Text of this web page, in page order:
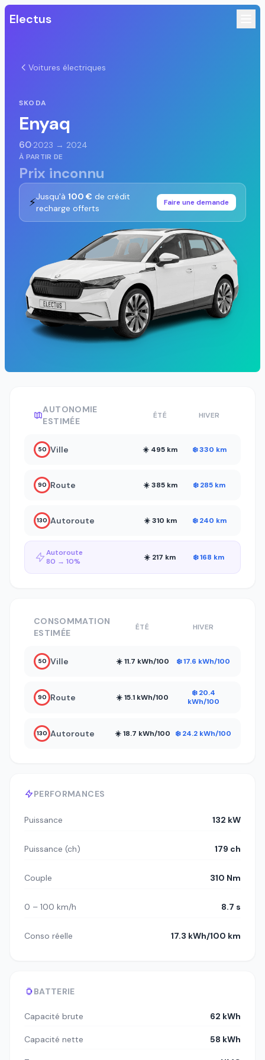
Electus
Voitures électriques
SKODA
Enyaq
60·2023 → 2024
À PARTIR DE
Prix inconnu
⚡Jusqu'à 100 € de crédit
recharge offerts
Faire une demande
AUTONOMIE
ESTIMÉE
ÉTÉ HIVER
50 Ville ☀️ 495 km ❄️ 330 km
90 Route ☀️ 385 km ❄️ 285 km
130 Autoroute ☀️ 310 km ❄️ 240 km
Autoroute
80 → 10%
☀️ 217 km ❄️ 168 km
PERFORMANCES
Puissance 132 kW
Puissance (ch) 179 ch
Couple 310 Nm
0 – 100 km/h 8.7 s
Conso réelle 17.3 kWh/100 km
BATTERIE
Capacité brute 62 kWh
Capacité nette 58 kWh
CONSOMMATION
ESTIMÉE
ÉTÉ HIVER
50 Ville ☀️ 11.7 kWh/100 ❄️ 17.6 kWh/100
90 Route ☀️ 15.1 kWh/100
❄️ 20.4
kWh/100
130 Autoroute ☀️ 18.7 kWh/100 ❄️ 24.2 kWh/100